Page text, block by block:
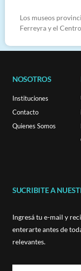
Los museos
Ferreyra y el
NOSOTROS
Instituciones
Contacto
Quienes Somos
SUCRIBITE A
Ingresá tu e-mail y
enterarte antes de
relevantes.